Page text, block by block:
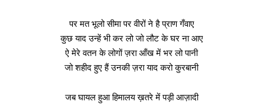
पर मत भूलो सीमा पर वीरों ने है प्राण गँवाए
कुछ याद उन्हें भी कर लो जो लौट के घर ना आए
ऐ मेरे वतन के लोगों ज़रा आँख में भर लो पानी
जो शहीद हुए हैं उनकी ज़रा याद करो कुरबानी
जब घायल हुआ हिमालय ख़तरे में पड़ी आज़ादी